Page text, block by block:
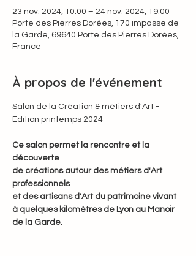
23 nov. 2024, 10:00 – 24 nov. 2024, 19:00
Porte des Pierres Dorées, 170 impasse de
la Garde, 69640 Porte des Pierres Dorées,
France
À propos de l'événement
Salon de la Création & métiers d'Art -
Edition printemps 2024
Ce salon permet la rencontre et la
découverte
de créations autour des métiers d'Art
professionnels
et des artisans d'Art du patrimoine vivant
à quelques kilomètres de Lyon au Manoir
de la Garde.